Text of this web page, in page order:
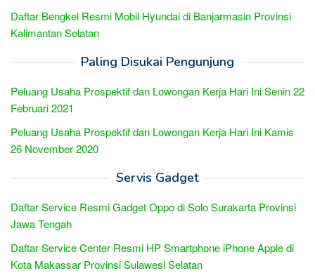
Daftar Bengkel Resmi Mobil Hyundai di Banjarmasin Provinsi
Kalimantan Selatan
Paling Disukai Pengunjung
Peluang Usaha Prospektif dan Lowongan Kerja Hari Ini Senin 22
Februari 2021
Peluang Usaha Prospektif dan Lowongan Kerja Hari Ini Kamis
26 November 2020
Servis Gadget
Daftar Service Resmi Gadget Oppo di Solo Surakarta Provinsi
Jawa Tengah
Daftar Service Center Resmi HP Smartphone iPhone Apple di
Kota Makassar Provinsi Sulawesi Selatan